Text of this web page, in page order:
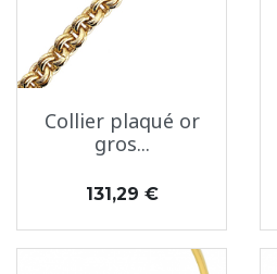
Collier plaqué or
gros...
Prix
131,29 €